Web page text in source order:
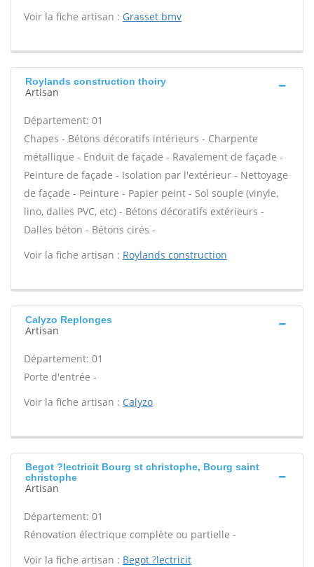
Voir la fiche artisan : Grasset bmv
Roylands construction thoiry
Artisan
Département: 01
Chapes - Bétons décoratifs intérieurs - Charpente
métallique - Enduit de façade - Ravalement de façade -
Peinture de façade - Isolation par l'extérieur - Nettoyage
de façade - Peinture - Papier peint - Sol souple (vinyle,
lino, dalles PVC, etc) - Bétons décoratifs extérieurs -
Dalles béton - Bétons cirés -
Voir la fiche artisan : Roylands construction
Calyzo Replonges
Artisan
Département: 01
Porte d'entrée -
Voir la fiche artisan : Calyzo
Begot ?lectricit Bourg st christophe, Bourg saint
christophe
Artisan
Département: 01
Rénovation électrique complète ou partielle -
Voir la fiche artisan : Begot ?lectricit